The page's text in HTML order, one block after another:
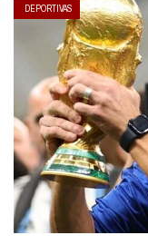
DEPORTIVAS